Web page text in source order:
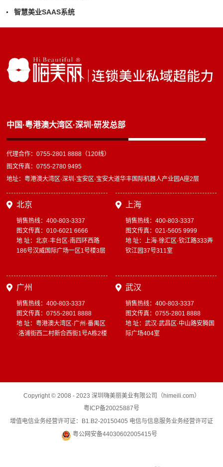
智慧美业SAAS系统
中国·粤港澳大湾区·深圳·研发总部
代理合作：0755-2801 8888（120线）
图文传真：0755-2780 9495
地址：粤港澳大湾区·深圳·宝安区·宝安大道华丰国际机器人产业园A座2层
北京
销售热线：400-803-3337
图文传真：010-6021 6666
地 址：北京·丰台区·南四环西路
186号汉威国际广场一区1号楼3层
上海
销售热线：400-803-3337
图文传真：021-5605 9999
地 址：上海·徐汇区·钦江路333弄
钦江园37号311室
广州
销售热线：400-803-3337
图文传真：0755-2801 8888
地 址：粤港澳大湾区·广州·番禺区
·洛浦街西二村新合西街1号A栋2楼
武汉
销售热线：400-803-3337
图文传真：0755-2801 8888
地 址：武汉·武昌区·中山路安腾国
际广场404室
Copyright © 2008 - 2023 深圳嗨美丽美业有限公司（himeili.com）
粤ICP备20025887号
增值电信业务经营许可证：B1.B2-20150405 电信与信息服务业务经营许可证
粤公网安备44030602005415号